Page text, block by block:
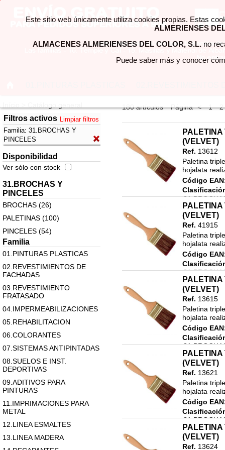
Filtros activos Limpiar filtros
Familia: 31.BROCHAS Y
PINCELES
Disponibilidad
Ver sólo con stock
31.BROCHAS Y
PINCELES
BROCHAS (26)
PALETINAS (100)
PINCELES (54)
Familia
01.PINTURAS PLASTICAS
02.REVESTIMIENTOS DE
FACHADAS
03.REVESTIMIENTO
FRATASADO
04.IMPERMEABILIZACIONES
05.REHABILITACION
06.COLORANTES
07.SISTEMAS ANTIPINTADAS
08.SUELOS E INST.
DEPORTIVAS
09.ADITIVOS PARA
PINTURAS
11.IMPRIMACIONES PARA
METAL
12.LINEA ESMALTES
13.LINEA MADERA
Página < 1 2
180 artículos
(VELVET)
Ref. 13612
Paletina
hojalata
Código
PALETINAS
(VELVET)
Ref. 41915
Paletina
hojalata
Código
PALETINAS
(VELVET)
Ref. 13615
Paletina
hojalata
Código
PALETINAS
(VELVET)
Ref. 13621
Paletina
hojalata
Código
PALETINAS
(VELVET)
Ref. 13624
Este sitio web únicamente utiliza cookies propias. Estas
ALMERIENSES
ALMACENES ALMERIENSES DEL COLOR, S.L.no
Puede saber más y conocer